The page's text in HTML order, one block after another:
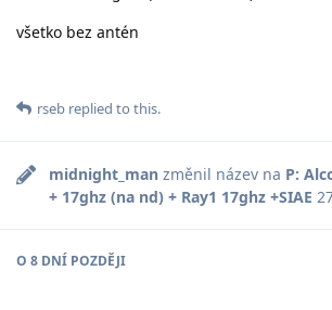
všetko bez antén
rseb replied to this.
midnight_man změnil název na P:
+ 17ghz (na nd) + Ray1 17ghz +SIAE
O 8 DNÍ POZDĚJI